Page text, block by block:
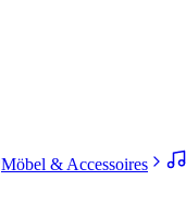
Möbel & Accessoires